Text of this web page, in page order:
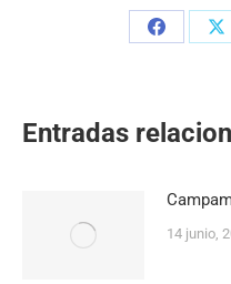
Share
Entradas
14 junio,